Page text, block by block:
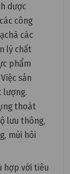
dược
công
các
lý chất
phẩm
sản
lượng.
thoát
lưu thông,
mùi hôi
hợp với tiêu